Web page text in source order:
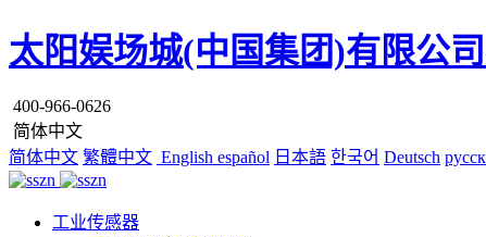
太阳娱场城(中国集团)有限公
400-966-0626
简体中文
简体中文 繁體中文 English español 日本語 한국어 Deutsch
工业传感器